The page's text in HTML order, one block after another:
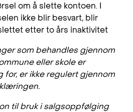
om å slette kontoen. I
ikke blir besvart, blir
etter to års inaktivitet
som behandles gjennom
eller skole er
for, er ikke regulert gjennom
til bruk i salgsoppfølging